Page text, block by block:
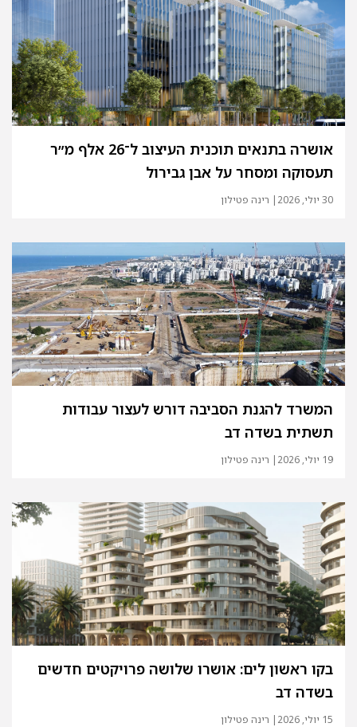
אושרה בתנאים תוכנית העיצוב ל־26 אלף מ״ר
תעסוקה ומסחר על אבן גבירול
| רינה פטילון
המשרד להגנת הסביבה דורש לעצור עבודות
תשתית בשדה דב
| רינה פטילון
בקו ראשון לים: אושרו שלושה פרויקטים חדשים
בשדה דב
| רינה פטילון